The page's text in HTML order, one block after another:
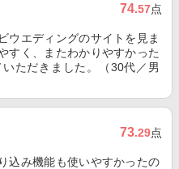
74.57点
ウエディングのサイトを見ま
すく、またわかりやすかった
ただきました。（30代／男
73.29点
込み機能も使いやすかったの